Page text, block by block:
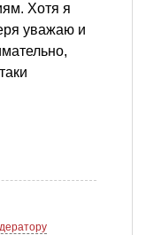
Хотя я
уважаю и